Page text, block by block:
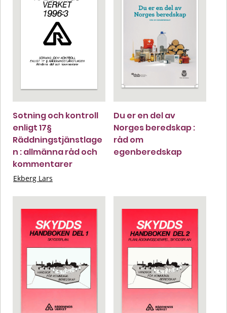
Sotning och kontroll
enligt 17§
Räddningstjänstlage
n : allmänna råd och
kommentarer
Ekberg Lars
Du er en del av
Norges beredskap :
råd om
egenberedskap